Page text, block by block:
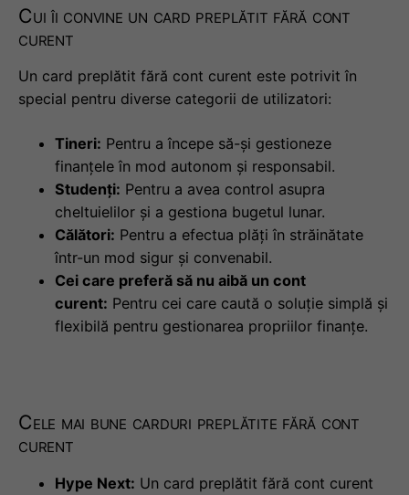
Cui îi convine un card preplătit fără cont
curent
Un card preplătit fără cont curent este potrivit în
special pentru diverse categorii de utilizatori:
Tineri: Pentru a începe să-și gestioneze
finanțele în mod autonom și responsabil.
Studenți: Pentru a avea control asupra
cheltuielilor și a gestiona bugetul lunar.
Călători: Pentru a efectua plăți în străinătate
într-un mod sigur și convenabil.
Cei care preferă să nu aibă un cont
curent: Pentru cei care caută o soluție simplă și
flexibilă pentru gestionarea propriilor finanțe.
Cele mai bune carduri preplătite fără cont
curent
Hype Next: Un card preplătit fără cont curent